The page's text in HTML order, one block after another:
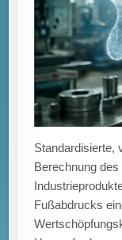
Standardisierte,
Berechnung
Fußabdrucks